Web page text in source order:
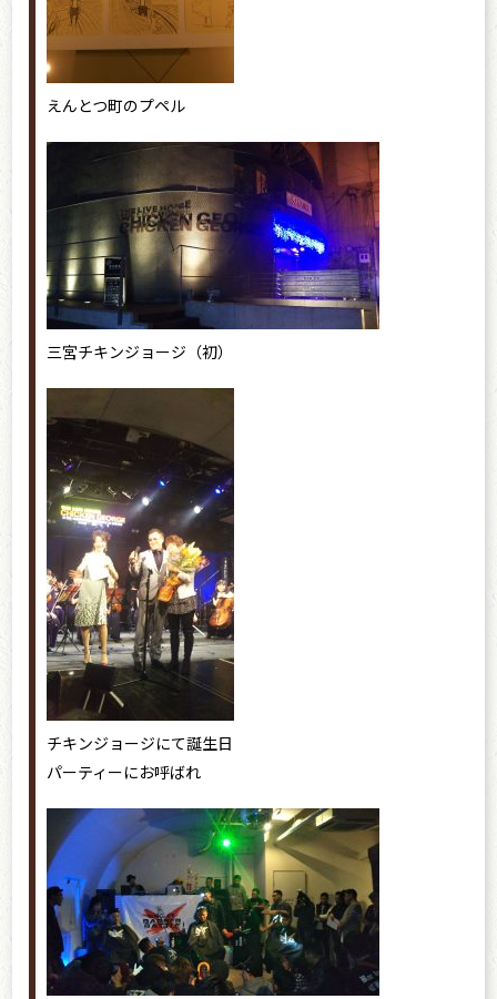
えんとつ町のプペル
三宮チキンジョージ（初）
チキンジョージにて誕生日
パーティーにお呼ばれ